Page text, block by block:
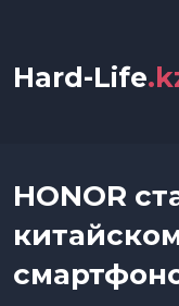
Hard-Life
HONOR